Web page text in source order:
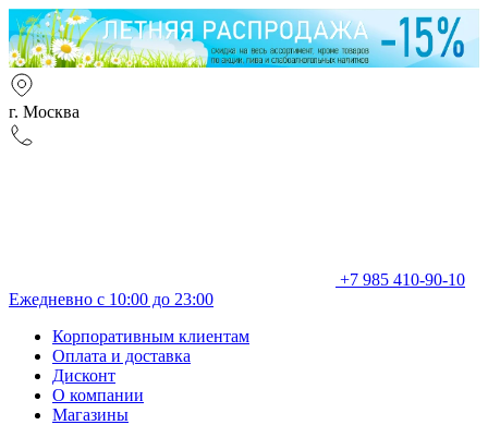
г. Москва
+7 985 410-90-10
Ежедневно с 10:00 до 23:00
Корпоративным клиентам
Оплата и доставка
Дисконт
О компании
Магазины